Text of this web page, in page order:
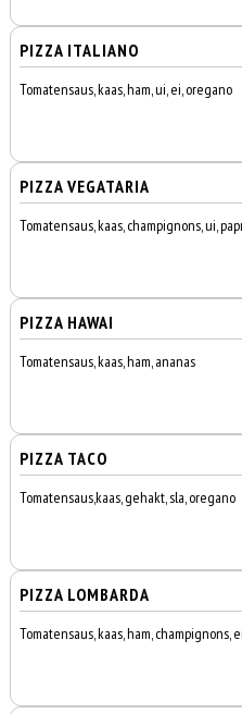
PIZZA ITALIANO
Tomatensaus, kaas, ham, ui, ei, oregano
PIZZA VEGATARIA
Tomatensaus, kaas, champignons, ui,
PIZZA HAWAI
Tomatensaus, kaas, ham, ananas
PIZZA TACO
Tomatensaus,kaas, gehakt, sla, oregano
PIZZA LOMBARDA
Tomatensaus, kaas, ham, champignons,